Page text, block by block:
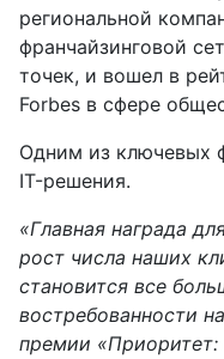
региональной
франчайзинговой
точек, и вошел в
Forbes в сфере
Одним из ключевых
IT-решения.
«Главная награда
рост числа наших
становится все
востребованности
премии «Приоритет: